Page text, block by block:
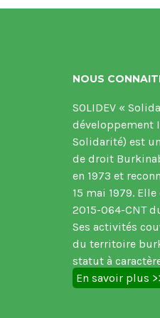
NOUS
SOLIDEV «
développement
Solidarité) est
de droit
en 1973 et
15 mai 1979.
2015-064-CNT
Ses activités
du territoire
statut à
En savoir plus